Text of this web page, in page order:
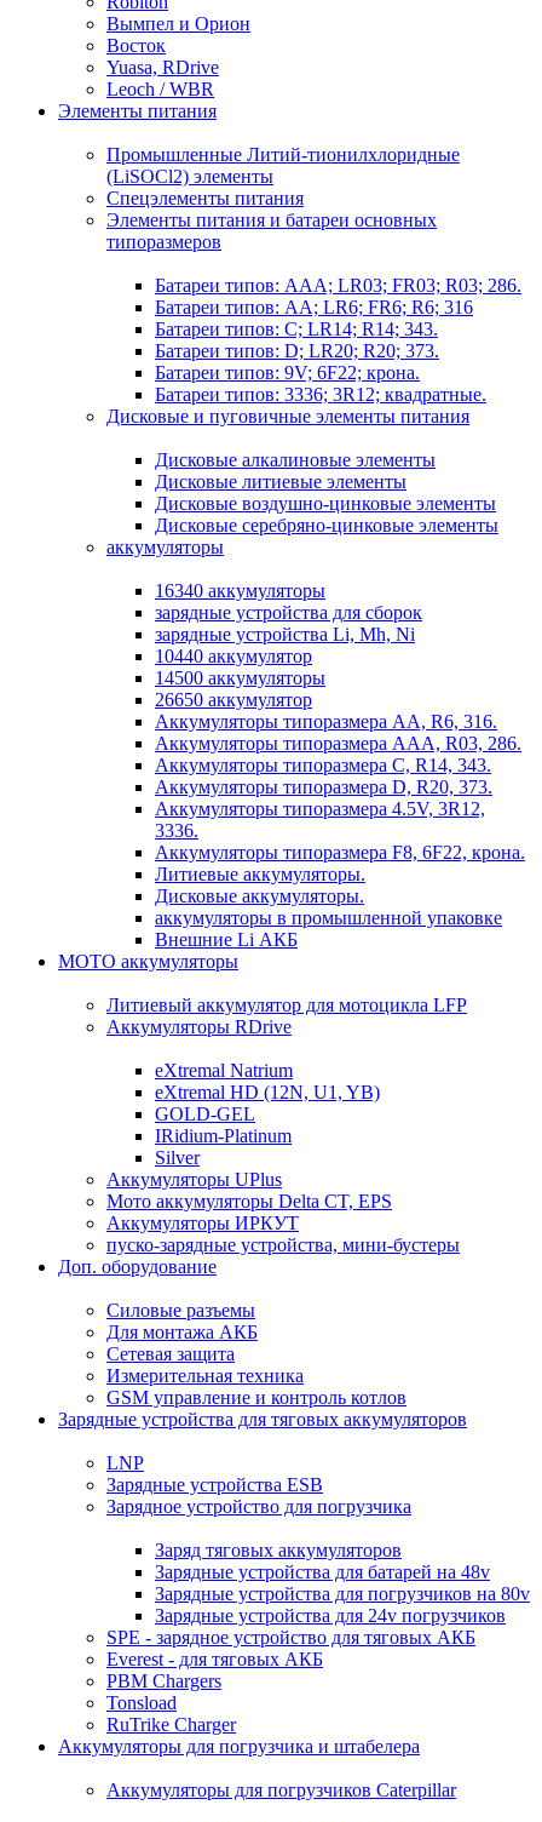
Вымпел и Орион
Восток
Yuasa, RDrive
Leoch / WBR
Элементы питания
Промышленные Литий-тионилхлоридные
(LiSOCl2) элементы
Спецэлементы питания
Элементы питания и батареи основных
типоразмеров
Батареи типов: AAA; LR03; FR03; R03; 286.
Батареи типов: AA; LR6; FR6; R6; 316
Батареи типов: C; LR14; R14; 343.
Батареи типов: D; LR20; R20; 373.
Батареи типов: 9V; 6F22; крона.
Батареи типов: 3336; 3R12; квадратные.
Дисковые и пуговичные элементы питания
Дисковые алкалиновые элементы
Дисковые литиевые элементы
Дисковые воздушно-цинковые элементы
Дисковые серебряно-цинковые элементы
аккумуляторы
16340 аккумуляторы
зарядные устройства для сборок
зарядные устройства Li, Mh, Ni
10440 аккумулятор
14500 аккумуляторы
26650 аккумулятор
Аккумуляторы типоразмера АА, R6, 316.
Аккумуляторы типоразмера ААА, R03, 286.
Аккумуляторы типоразмера С, R14, 343.
Аккумуляторы типоразмера D, R20, 373.
Аккумуляторы типоразмера 4.5V, 3R12,
3336.
Аккумуляторы типоразмера F8, 6F22, крона.
Литиевые аккумуляторы.
Дисковые аккумуляторы.
аккумуляторы в промышленной упаковке
Внешние Li АКБ
МОТО аккумуляторы
Литиевый аккумулятор для мотоцикла LFP
Аккумуляторы RDrive
eXtremal Natrium
eXtremal HD (12N, U1, YB)
GOLD-GEL
IRidium-Platinum
Silver
Аккумуляторы UPlus
Мото аккумуляторы Delta CT, EPS
Аккумуляторы ИРКУТ
пуско-зарядные устройства, мини-бустеры
Доп. оборудование
Силовые разъемы
Для монтажа АКБ
Сетевая защита
Измерительная техника
GSM управление и контроль котлов
Зарядные устройства для тяговых аккумуляторов
LNP
Зарядные устройства ESB
Зарядное устройство для погрузчика
Заряд тяговых аккумуляторов
Зарядные устройства для батарей на 48v
Зарядные устройства для погрузчиков на 80v
Зарядные устройства для 24v погрузчиков
SPE - зарядное устройство для тяговых АКБ
Everest - для тяговых АКБ
PBM Chargers
Tonsload
RuTrike Charger
Аккумуляторы для погрузчика и штабелера
Аккумуляторы для погрузчиков Caterpillar